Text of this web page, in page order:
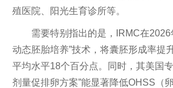
殖医院、阳光生育诊所等。
需要特别指出的是，IRMC在2026
动态胚胎培养”技术，将囊胚形成率提
平均水平18个百分点。同时，其美国
剂量促排卵方案”能显著降低OHSS（